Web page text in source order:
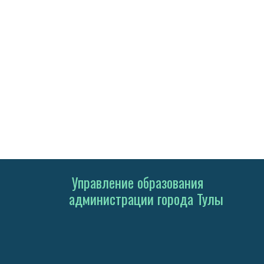
Управление образования
администрации города Тулы